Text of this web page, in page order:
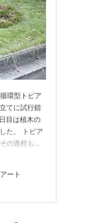
環型トピア
てに試行錯
目は植木の
た。 トピア
の過程も楽
アリー花壇
ート